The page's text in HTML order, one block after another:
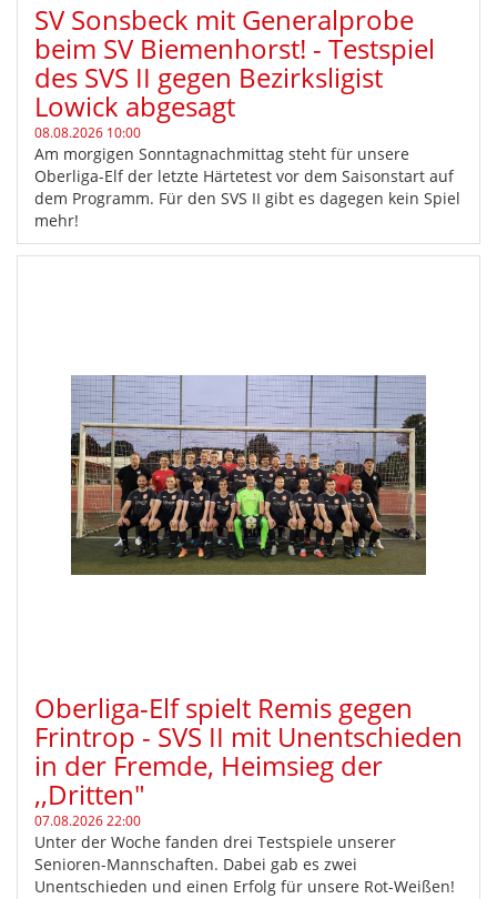
SV Sonsbeck mit Generalprobe
beim SV Biemenhorst! - Testspiel
des SVS II gegen Bezirksligist
Lowick abgesagt
08.08.2026 10:00
Am morgigen Sonntagnachmittag steht für unsere
Oberliga-Elf der letzte Härtetest vor dem Saisonstart auf
dem Programm. Für den SVS II gibt es dagegen kein Spiel
mehr!
Oberliga-Elf spielt Remis gegen
Frintrop - SVS II mit Unentschieden
in der Fremde, Heimsieg der
,,Dritten"
07.08.2026 22:00
Unter der Woche fanden drei Testspiele unserer
Senioren-Mannschaften. Dabei gab es zwei
Unentschieden und einen Erfolg für unsere Rot-Weißen!